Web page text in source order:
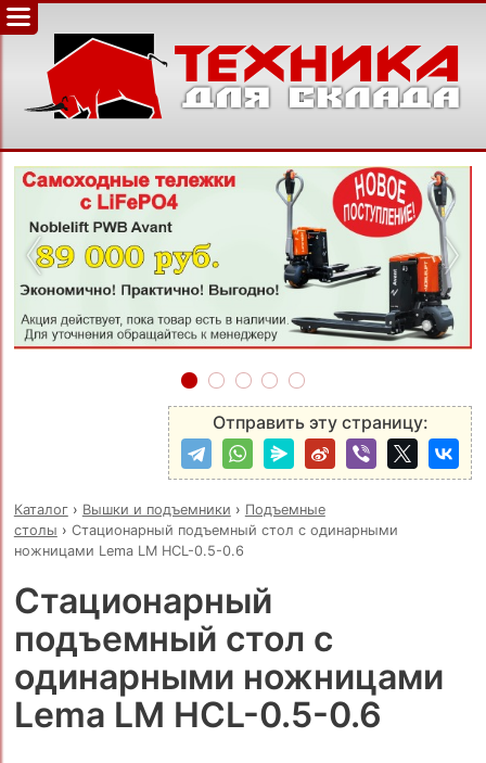
‹ ›
Отправить эту страницу:
Каталог› Вышки и подъемники › Подъемные
столы › Стационарный подъемный стол с одинарными
ножницами Lema LM HCL-0.5-0.6
Стационарный
подъемный стол с
одинарными ножницами
Lema LM HCL-0.5-0.6